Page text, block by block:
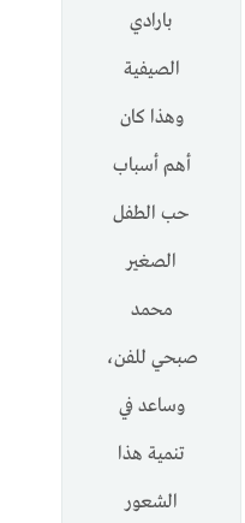
بارادي
الصيفية
وهذا كان
أهم أسباب
حب الطفل
الصغير
محمد
صبحي للفن،
وساعد في
تنمية هذا
الشعور